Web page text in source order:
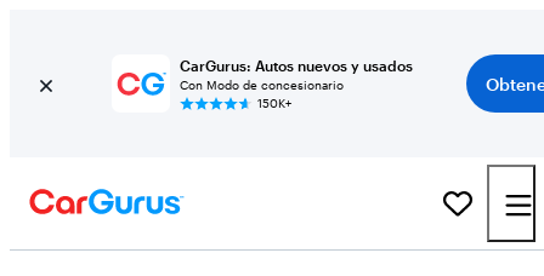
CarGurus: Autos nuevos y usados
Con Modo de concesionario
150K+